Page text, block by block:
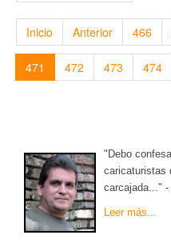
Inicio Anterior 466
471 472 473 474
"Debo
caricaturistas
carcajada..." -
Leer más...